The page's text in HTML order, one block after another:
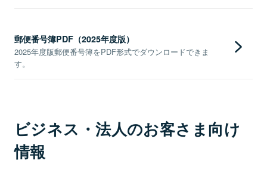
郵便番号簿PDF（2025年度版）
2025年度版郵便番号簿をPDF形式でダウンロードできま
す。
ビジネス・法人のお客さま向け
情報